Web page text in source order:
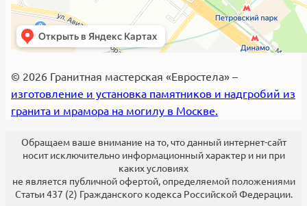
© 2026 Гранитная мастерская «Евростела» –
изготовление и установка памятников и надгробий из
гранита и мрамора на могилу в Москве.
Обращаем ваше внимание на то, что данный интернет-сайт
носит исключительно информационный характер и ни при
каких условиях
не является публичной офертой, определяемой положениями
Статьи 437 (2) Гражданского кодекса Российской Федерации.